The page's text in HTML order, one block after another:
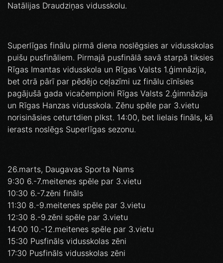
Natālijas Draudziņas vidusskolu.
Superlīgas finālu pirmā diena noslēgsies ar vidusskolas
puišu pusfināliem. Pirmajā pusfinālā savā starpā tiksies
Rīgas Imantas vidusskola un Rīgas Valsts 1.ģimnāzija,
bet otrā pārī par pēdējo ceļazīmi uz finālu cīnīsies
pagājušā gada vicačempioni Rīgas Valsts 2.ģimnāzija
un Rīgas Hanzas vidusskola. Zēnu spēle par 3.vietu
norisināsies ceturtdien plkst. 14:00, bet lielais fināls, kā
ierasts noslēgs Superlīgas sezonu.
26.marts, Daugavas Sporta Nams
9:30 6.-7.meitenes spēle par 3.vietu
10:30 6.-7.zēni fināls
11:30 8.-9.meitenes spēle par 3.vietu
12:30 8.-9.zēni spēle par 3.vietu
14:00 10.-12.meitenes spēle par 3.vietu
15:30 Pusfināls vidusskolas zēni
17:30 Pusfināls vidusskolas zēni